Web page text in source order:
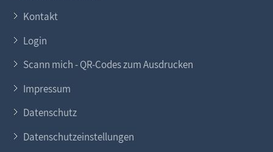
Kontakt
Login
Scann mich - QR-Codes zum Ausdrucken
Impressum
Datenschutz
Datenschutzeinstellungen